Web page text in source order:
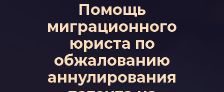
Помощь
миграционного
юриста по
обжалованию
аннулирования